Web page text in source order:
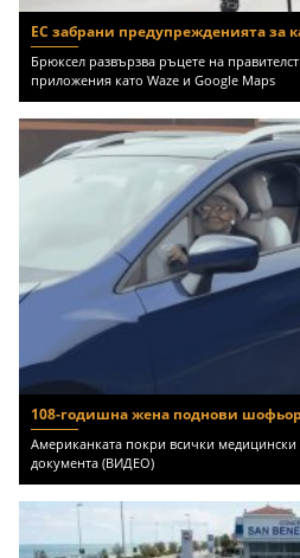
ЕС забрани предупрежденията за
Брюксел развързва ръцете на
приложения като Waze и Google Maps
108-годишна жена поднови
Американката покри всички медицински
документа (ВИДЕО)